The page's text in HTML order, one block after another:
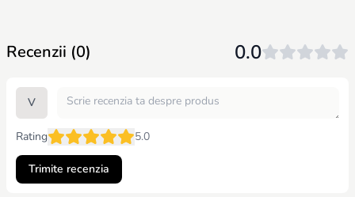
Recenzii (0) 0.0
V
Rating 5.0
Trimite recenzia